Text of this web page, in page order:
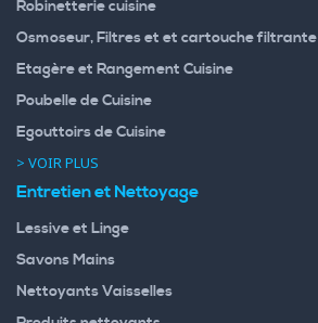
Robinetterie cuisine
Osmoseur, Filtres et et cartouche filtrante
Etagère et Rangement Cuisine
Poubelle de Cuisine
Egouttoirs de Cuisine
> VOIR PLUS
Entretien et Nettoyage
Lessive et Linge
Savons Mains
Nettoyants Vaisselles